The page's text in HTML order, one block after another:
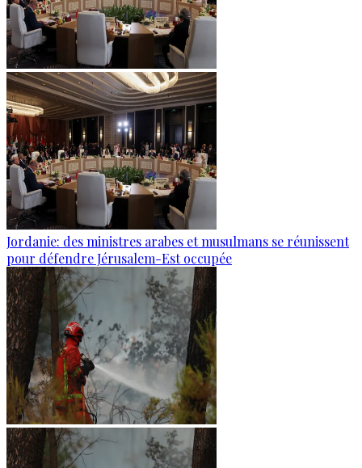
Jordanie: des ministres arabes et musulmans se réunissent
pour défendre Jérusalem-Est occupée